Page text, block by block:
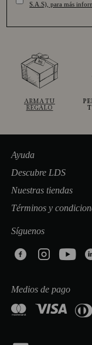
S.A.S), para más
ARMA TU
REGALO
Ayuda
Descubre LDS
Nuestras tiendas
Términos y
Síguenos
Medios de pago